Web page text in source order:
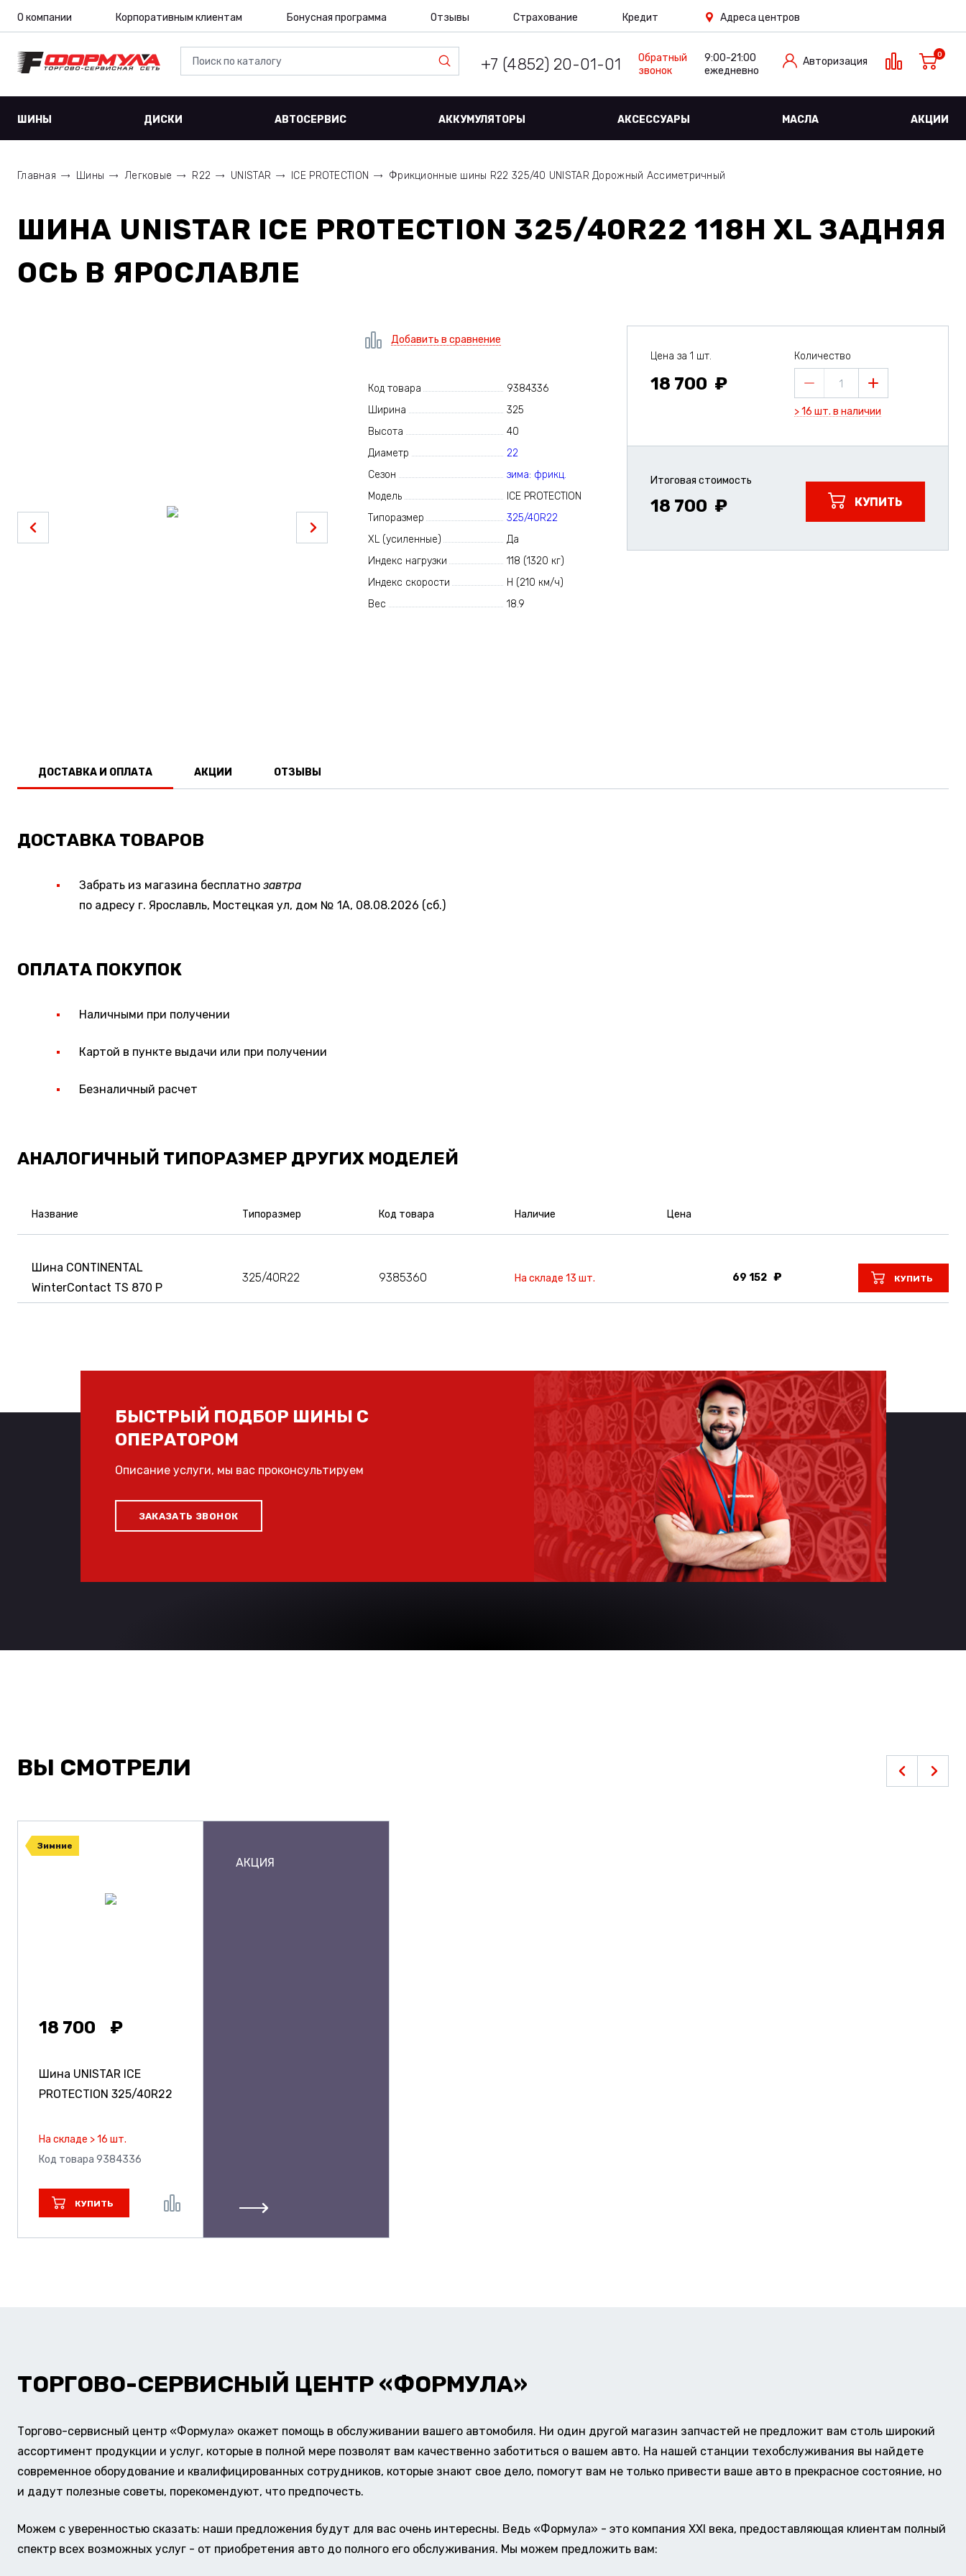
О компании Корпоративным клиентам Бонусная программа Отзывы Страхование Кредит Адреса центров
+7 (4852) 20-01-01
Обратный
звонок
9:00-21:00
ежедневно
Авторизация
0
ШИНЫ ДИСКИ АВТОСЕРВИС АККУМУЛЯТОРЫ АКСЕССУАРЫ МАСЛА АКЦИИ
Главная Шины Легковые R22 UNISTAR ICE PROTECTION Фрикционные шины R22 325/40 UNISTAR Дорожный Ассиметричный
ШИНА UNISTAR ICE PROTECTION 325/40R22 118H XL ЗАДНЯЯ
ОСЬ В ЯРОСЛАВЛЕ
Добавить в сравнение
Код товара
9384336
Ширина
325
Высота
40
Диаметр
22
Сезон
зима: фрикц.
Модель
ICE PROTECTION
Типоразмер
325/40R22
XL (усиленные)
Да
Индекс нагрузки
118 (1320 кг)
Индекс скорости
H (210 км/ч)
Вес
18.9
Цена за 1 шт.
18 700
Количество
1
> 16 шт. в наличии
Итоговая стоимость
18 700 КУПИТЬ
ДОСТАВКА И ОПЛАТА АКЦИИ ОТЗЫВЫ
ДОСТАВКА ТОВАРОВ
Забрать из магазина бесплатно завтра
по адресу г. Ярославль, Мостецкая ул, дом № 1А, 08.08.2026 (сб.)
ОПЛАТА ПОКУПОК
Наличными при получении
Картой в пункте выдачи или при получении
Безналичный расчет
АНАЛОГИЧНЫЙ ТИПОРАЗМЕР ДРУГИХ МОДЕЛЕЙ
Название Типоразмер Код товара Наличие Цена
Шина CONTINENTAL
WinterContact TS 870 P
325/40R22 9385360 На складе 13 шт. 69 152 КУПИТЬ
БЫСТРЫЙ ПОДБОР ШИНЫ С
ОПЕРАТОРОМ
Описание услуги, мы вас проконсультируем
ЗАКАЗАТЬ ЗВОНОК
ВЫ СМОТРЕЛИ
Зимние
18 700
Шина UNISTAR ICE
PROTECTION 325/40R22
На складе > 16 шт.
Код товара 9384336
КУПИТЬ
АКЦИЯ
ТОРГОВО-СЕРВИСНЫЙ ЦЕНТР «ФОРМУЛА»
Торгово-сервисный центр «Формула» окажет помощь в обслуживании вашего автомобиля. Ни один другой магазин запчастей не предложит вам столь широкий
ассортимент продукции и услуг, которые в полной мере позволят вам качественно заботиться о вашем авто. На нашей станции техобслуживания вы найдете
современное оборудование и квалифицированных сотрудников, которые знают свое дело, помогут вам не только привести ваше авто в прекрасное состояние, но
и дадут полезные советы, порекомендуют, что предпочесть.
Можем с уверенностью сказать: наши предложения будут для вас очень интересны. Ведь «Формула» - это компания XXI века, предоставляющая клиентам полный
спектр всех возможных услуг - от приобретения авто до полного его обслуживания. Мы можем предложить вам: